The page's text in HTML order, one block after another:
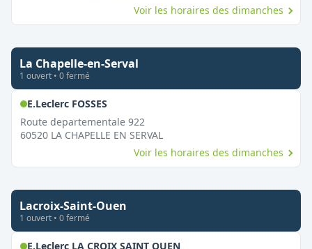
Voir les horaires des dimanches
La Chapelle-en-Serval
1 ouvert • 0fermé
E.Leclerc FOSSES,
Route departementale 922
60520 LA CHAPELLE EN SERVAL
Voir les horaires des dimanches
Lacroix-Saint-Ouen
1 ouvert • 0fermé
E.Leclerc LA CROIX SAINT OUEN,